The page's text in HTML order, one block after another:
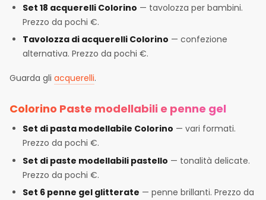
Set 18 acquerelli Colorino — tavolozza per bambini.
Prezzo da pochi €.
Tavolozza di acquerelli Colorino — confezione
alternativa. Prezzo da pochi €.
Guarda gli acquerelli.
Colorino Paste modellabili e penne gel
Set di pasta modellabile Colorino — vari formati.
Prezzo da pochi €.
Set di paste modellabili pastello — tonalità delicate.
Prezzo da pochi €.
Set 6 penne gel glitterate — penne brillanti. Prezzo da